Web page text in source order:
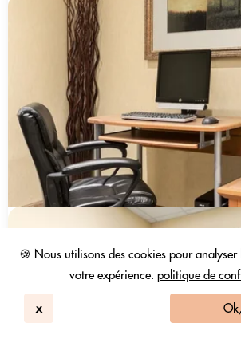
🍪 Nous utilisons des cookies pour
votre expérience. politique de
x